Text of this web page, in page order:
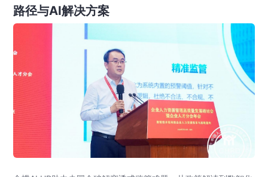
路径与AI解决方案